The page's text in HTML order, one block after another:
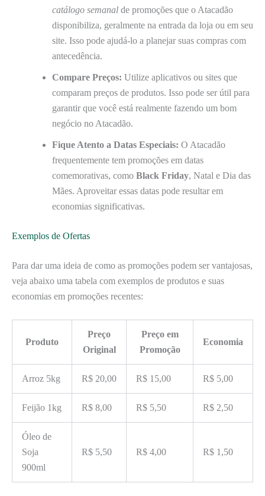
catálogo semanal de promoções que o Atacadão
disponibiliza, geralmente na entrada da loja ou em seu
site. Isso pode ajudá-lo a planejar suas compras com
antecedência.
Compare Preços: Utilize aplicativos ou sites que
comparam preços de produtos. Isso pode ser útil para
garantir que você está realmente fazendo um bom
negócio no Atacadão.
Fique Atento a Datas Especiais: O Atacadão
frequentemente tem promoções em datas
comemorativas, como Black Friday, Natal e Dia das
Mães. Aproveitar essas datas pode resultar em
economias significativas.
Exemplos de Ofertas
Para dar uma ideia de como as promoções podem ser vantajosas,
veja abaixo uma tabela com exemplos de produtos e suas
economias em promoções recentes:
Produto
Preço
Original
Preço em
Promoção
Economia
Arroz 5kg R$ 20,00 R$ 15,00 R$ 5,00
Feijão 1kg R$ 8,00 R$ 5,50 R$ 2,50
Óleo de
Soja
900ml
R$ 5,50 R$ 4,00 R$ 1,50